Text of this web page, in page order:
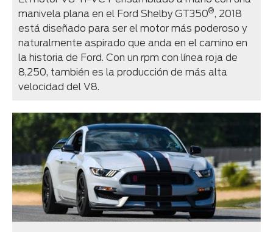
manivela plana en el Ford Shelby GT350®, 2018
está diseñado para ser el motor más poderoso y
naturalmente aspirado que anda en el camino en
la historia de Ford. Con un rpm con línea roja de
8,250, también es la producción de más alta
velocidad del V8.